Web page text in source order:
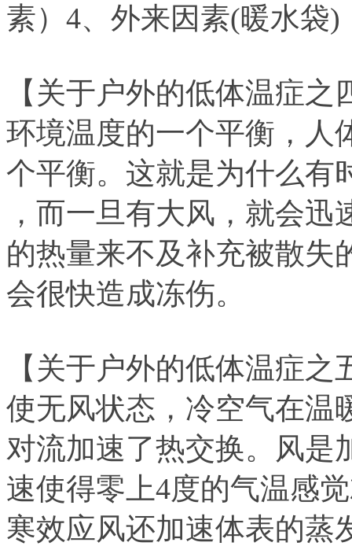
素）4、外来因素(暖水袋)
【关于户外的低体温症
环境温度的一个平衡，人
个平衡。这就是为什么有
，而一旦有大风，就会
的热量来不及补充被散失
会很快造成冻伤。
【关于户外的低体温症
使无风状态，冷空气在温
对流加速了热交换。风是
速使得零上4度的气温感
寒效应风还加速体表的蒸